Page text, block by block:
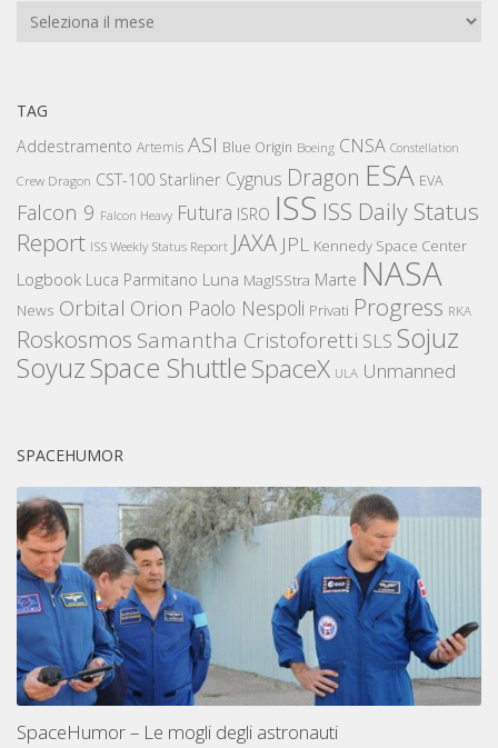
Archivi
TAG
Addestramento Artemis ASI Blue Origin Boeing CNSA Constellation
Crew Dragon CST-100 Starliner Cygnus Dragon ESA EVA
Falcon 9 Falcon Heavy Futura ISRO ISS ISS Daily Status
Report ISS Weekly Status Report JAXA JPL Kennedy Space Center
Logbook Luca Parmitano Luna MagISStra Marte NASA
News Orbital Orion Paolo Nespoli Privati Progress RKA
Roskosmos Samantha Cristoforetti SLS Sojuz
SoyuzSpace ShuttleSpaceX ULA Unmanned
SPACEHUMOR
SpaceHumor – Le mogli degli astronauti